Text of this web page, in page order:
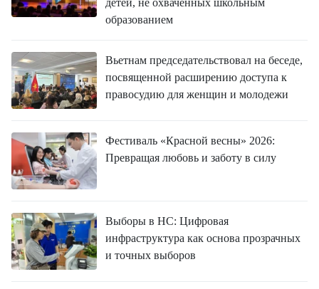
детей, не охваченных школьным
образованием
Вьетнам председательствовал на беседе,
посвященной расширению доступа к
правосудию для женщин и молодежи
Фестиваль «Красной весны» 2026:
Превращая любовь и заботу в силу
Выборы в НС: Цифровая
инфраструктура как основа прозрачных
и точных выборов